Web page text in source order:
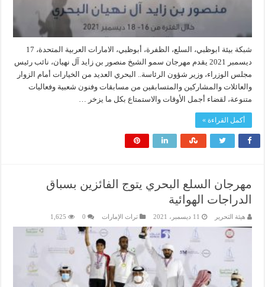
شبكة بيئة ابوظبي، السلع، الظفرة، أبوظبي، الامارات العربية المتحدة، 17
ديسمبر 2021 يقدم مهرجان سمو الشيخ منصور بن زايد آل نهيان، نائب رئيس
مجلس الوزراء، وزير شؤون الرئاسة.. البحري العديد من الخيارات أمام الزوار
والعائلات والمشاركين والمتسابقين من مسابقات وفنون شعبية وفعاليات
متنوعة، لقضاء أجمل الأوقات والاستمتاع بكل ما يزخر …
أكمل القراءة »
مهرجان السلع البحري يتوج الفائزين بسباق
الدراجات الهوائية
هيئة التحرير 11 ديسمبر، 2021 تراث الإمارات 0
1,625